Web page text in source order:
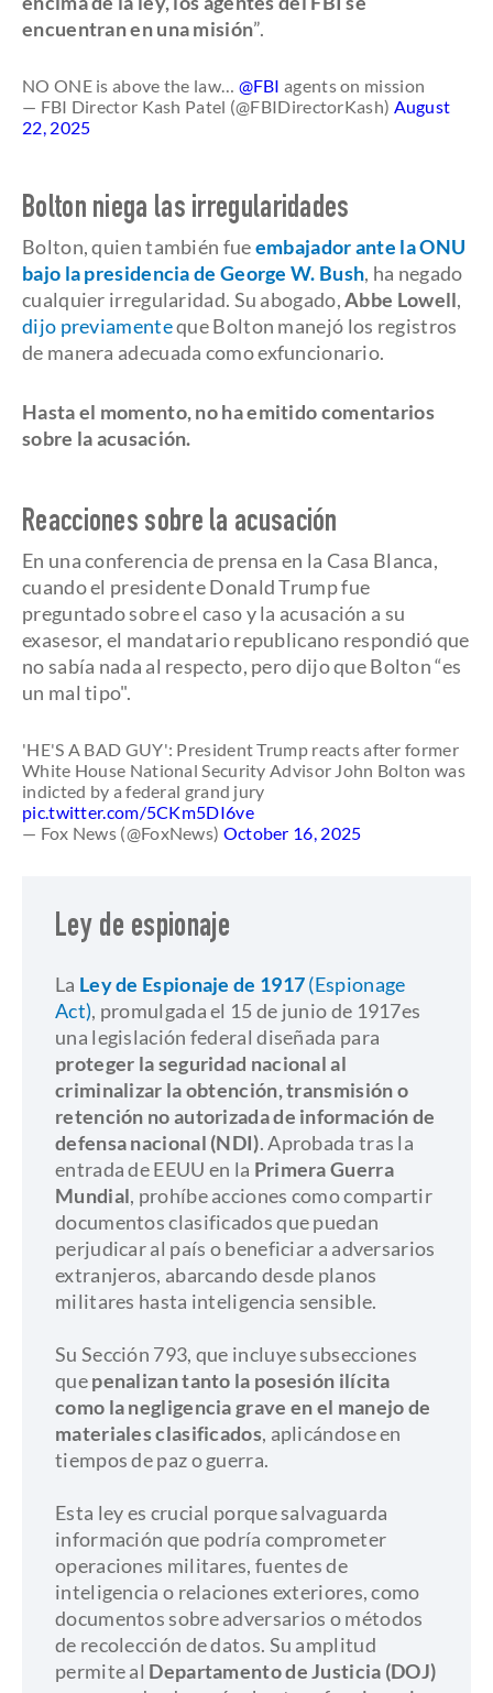
encuentran en una misión”.
NO ONE is above the law… @FBI agents on mission
— FBI Director Kash Patel (@FBIDirectorKash) August
22, 2025
Bolton niega las irregularidades
Bolton, quien también fueembajador ante la ONU
bajo la presidencia de George W. Bush, ha negado
cualquier irregularidad. Su abogado,Abbe Lowell,
dijo previamenteque Bolton manejó los registros
de manera adecuada como exfuncionario.
Hasta el momento, no ha emitido comentarios
sobre la acusación.
Reacciones sobre la acusación
En una conferencia de prensa en la Casa Blanca,
cuando el presidente Donald Trump fue
preguntado sobre el caso y la acusación a su
exasesor, el mandatario republicano respondió que
no sabía nada al respecto, pero dijo que Bolton “es
un mal tipo".
'HE'S A BAD GUY': President Trump reacts after former
White House National Security Advisor John Bolton was
indicted by a federal grand jury
pic.twitter.com/5CKm5DI6ve
— Fox News (@FoxNews) October 16, 2025
Ley de espionaje
La Ley de Espionaje de 1917(Espionage
Act), promulgada el 15 de junio de 1917es
una legislación federal diseñada para
proteger la seguridad nacional al
criminalizar la obtención, transmisión o
retención no autorizada de información de
defensa nacional (NDI). Aprobada tras la
entrada de EEUU en la Primera Guerra
Mundial, prohíbe acciones como compartir
documentos clasificados que puedan
perjudicar al país o beneficiar a adversarios
extranjeros, abarcando desde planos
militares hasta inteligencia sensible.
Su Sección 793, que incluye subsecciones
quepenalizan tanto la posesión ilícita
como la negligencia grave en el manejo de
materiales clasificados, aplicándose en
tiempos de paz o guerra.
Esta ley es crucial porque salvaguarda
información que podría comprometer
operaciones militares, fuentes de
inteligencia o relaciones exteriores, como
documentos sobre adversarios o métodos
de recolección de datos. Su amplitud
permite al Departamento de Justicia (DOJ)